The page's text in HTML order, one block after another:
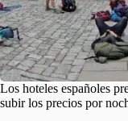
Los hoteles españoles
subir los precios por